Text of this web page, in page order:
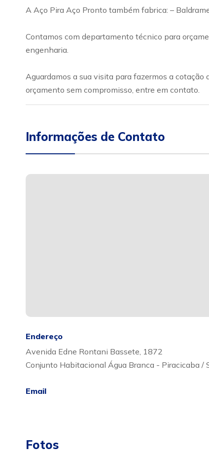
A Aço Pira Aço Pronto também fabrica: –
Contamos com departamento técnico para
engenharia.
Aguardamos a sua visita para fazermos a cotação
orçamento sem compromisso, entre em contato.
Informações de Contato
Endereço
Avenida Edne Rontani Bassete, 1872
Conjunto Habitacional Água Branca - Piracicaba /
Email
Fotos